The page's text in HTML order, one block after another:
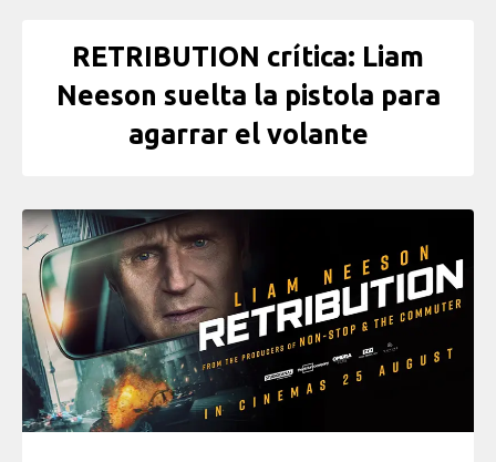
RETRIBUTION crítica: Liam
Neeson suelta la pistola para
agarrar el volante